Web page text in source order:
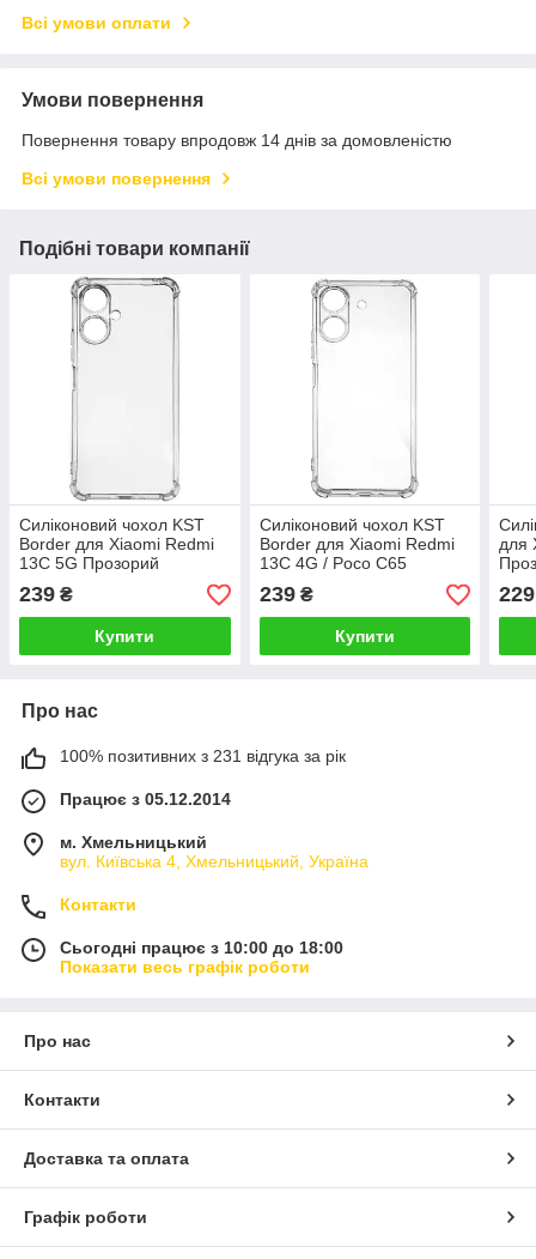
Всі умови оплати
Умови повернення
Повернення товару впродовж 14 днів за домовленістю
Всі умови повернення
Подібні товари компанії
Силіконовий чохол KST
Border для Xiaomi Redmi
13C 5G Прозорий
239 ₴
Купити
Силіконовий чохол KST
Border для Xiaomi Redmi
13C 4G / Poco C65
Прозорий
239₴
Купити
для
229
Про нас
100% позитивних з 231 відгука за рік
Працює з 05.12.2014
м. Хмельницький
вул. Київська 4, Хмельницький, Україна
Контакти
Сьогодні працює з 10:00 до 18:00
Показати весь графік роботи
Про нас
Контакти
Доставка та оплата
Графік роботи